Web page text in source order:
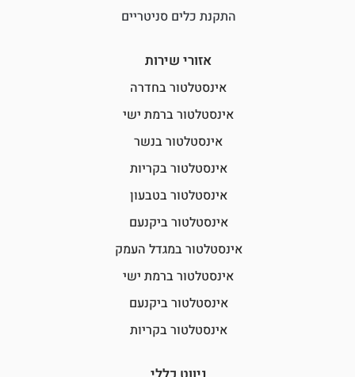
התקנת כלים סניטריים
אזורי שירות
אינסטלטור בחדרה
אינסטלטור ברמת ישי
אינסטלטור בנשר
אינסטלטור בקריות
אינסטלטור בטבעון
אינסטלטור ביקנעם
אינסטלטור במגדל העמק
אינסטלטור ברמת ישי
אינסטלטור ביקנעם
אינסטלטור בקריות